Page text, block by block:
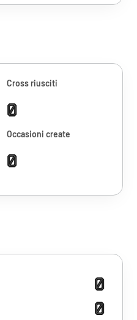
Cross riusciti
0
Occasioni create
0
0
0